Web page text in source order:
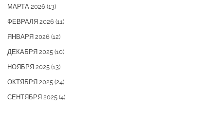
МАРТА 2026 (13)
ФЕВРАЛЯ 2026 (11)
ЯНВАРЯ 2026 (12)
ДЕКАБРЯ 2025 (10)
НОЯБРЯ 2025 (13)
ОКТЯБРЯ 2025 (24)
СЕНТЯБРЯ 2025 (4)